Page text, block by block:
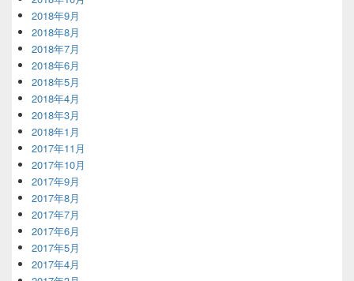
2018年9月
2018年8月
2018年7月
2018年6月
2018年5月
2018年4月
2018年3月
2018年1月
2017年11月
2017年10月
2017年9月
2017年8月
2017年7月
2017年6月
2017年5月
2017年4月